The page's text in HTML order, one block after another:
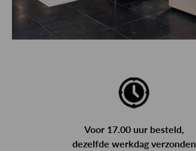
Voor 17.00 uur besteld,
dezelfde werkdag verzonden